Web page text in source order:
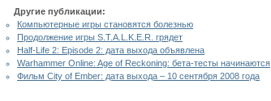
Другие публикации:
Компьютерные игры становятся болезнью
Продолжение игры S.T.A.L.K.E.R. грядет
Half-Life 2: Episode 2: дата выхода объявлена
Warhammer Online: Age of Reckoning: бета-тесты начинаются
Фильм City of Ember: дата выхода – 10 сентября 2008 года